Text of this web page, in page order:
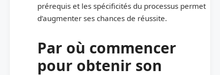
prérequis et les spécificités du processus permet
d’augmenter ses chances de réussite.
Par où commencer
pour obtenir son